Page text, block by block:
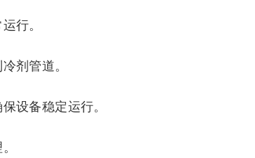
行。
剂管道。
设备稳定运行。